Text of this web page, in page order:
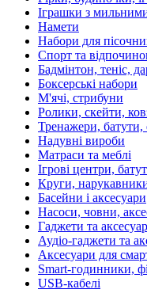
Іграшки з
Намети
Набори для
Спорт та
Бадмінтон, теніс,
Боксерські набори
М'ячі, стрибуни
Ролики, скейти,
Тренажери, батути,
Надувні вироби
Матраси та меблі
Ігрові центри,
Круги,
Басейни і аксесуари
Насоси, човни,
Гаджети та
Аудіо-гаджети та
Аксесуари для
Smart-годинники,
USB-кабелі